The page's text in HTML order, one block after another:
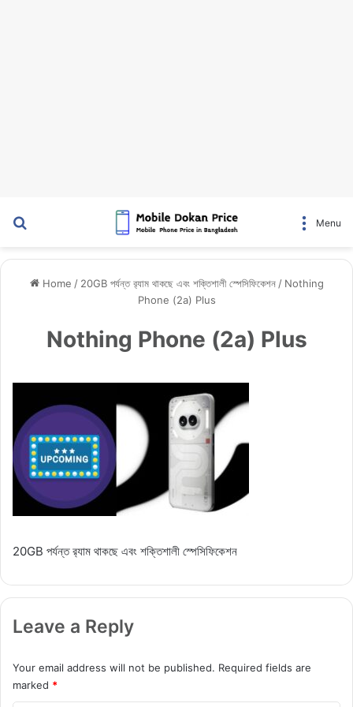
Menu
Home / 20GB পর্যন্ত র‍্যাম থাকছে এবং শক্তিশালী স্পেসিফিকেশন / Nothing
Phone (2a) Plus
Nothing Phone (2a) Plus
20GB পর্যন্ত র‍্যাম থাকছে এবং শক্তিশালী স্পেসিফিকেশন
Leave a Reply
Your email address will not be published. Required fields are
marked *